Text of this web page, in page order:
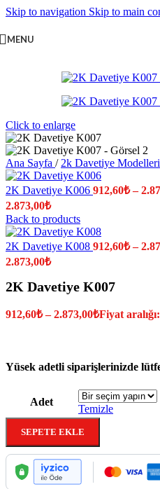
Skip to navigation Skip to main
MENU
Click to enlarge
Ana Sayfa / 2k Davetiye Modelleri
2K Davetiye K006 912,60₺ –
2.873,00₺
Back to products
2K Davetiye K008 912,60₺ –
2.873,00₺
2K Davetiye K007
912,60₺ –2.873,00₺Fiyat
Yüsek adetli siparişlerinizde
Adet
Temizle
SEPETE EKLE